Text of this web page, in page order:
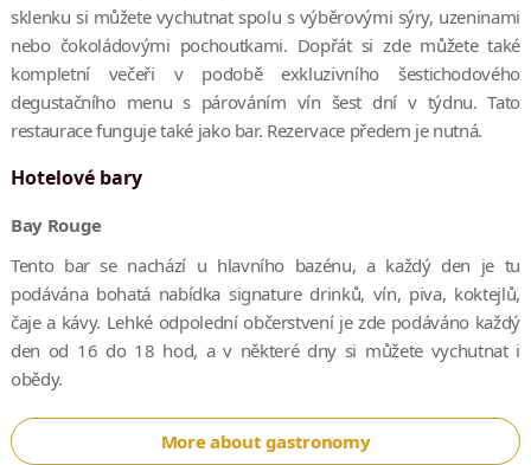
sklenku si můžete vychutnat spolu s výběrovými sýry, uzeninami
nebo čokoládovými pochoutkami. Dopřát si zde můžete také
kompletní večeři v podobě exkluzivního šestichodového
degustačního menu s párováním vín šest dní v týdnu. Tato
restaurace funguje také jako bar. Rezervace předem je nutná.
Hotelové bary
Bay Rouge
Tento bar se nachází u hlavního bazénu, a každý den je tu
podávána bohatá nabídka signature drinků, vín, piva, koktejlů,
čaje a kávy. Lehké odpolední občerstvení je zde podáváno každý
den od 16 do 18 hod, a v některé dny si můžete vychutnat i
obědy.
More about gastronomy